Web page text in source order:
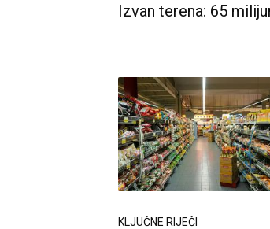
Izvan terena: 65
KLJUČNE RIJEČI